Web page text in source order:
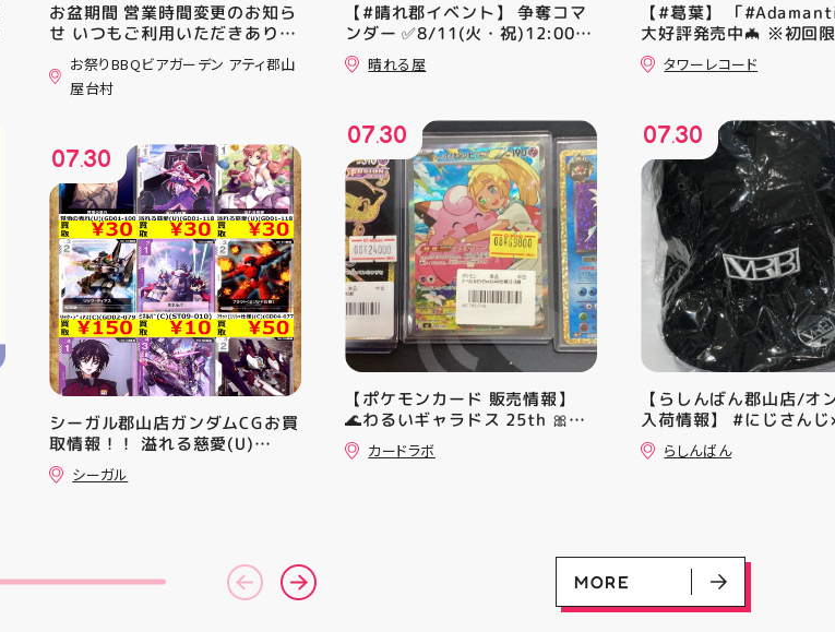
お盆期間 営業時間変更のお知ら
せ いつもご利用いただきありが
とうございます！ 8月12日
(水)〜8月16日(日) は、 営業時
間を変更して営業いたします
みいただけます ご家族とのお食
事やご友人との集まり、夏休み
のお出かけにもぴったり！ 屋台
グルメとBBQを一緒に楽しめる
「お祭りBBQビアガーデン」
で、夏の思い出を作りません
か？ 皆さまのご来店をスタッフ
一同、心よりお待ちしておりま
す お祭りBBQビアガーデン ア
ティ郡山屋台村
━━━━━━━━━━━━━━
━ ご予約・詳細はプロフィール
━━━━━━━━━━━━━━
━ #アティ郡山 #郡山 #郡山グ
ルメ #郡山BBQ #ビアガーデン
#お祭りBBQ #屋台グルメ #手
お祭りBBQビアガーデン アティ郡山
屋台村
07.30
シーガル郡山店ガンダムCGお買
取情報！！ 溢れる慈愛(U)
(GD01-118) ￥30 覚悟の表れ
(U)(GD01-100) ￥30 ﾌﾗｯﾄ(ﾐﾘ
シーガル
【#晴れ郡イベント】 争奪コマ
ンダー ✅8/11(火・祝)12:00~
⚔️イベント構成⚔️ スイスドロー
+決勝ラウンド 🏆賞品一覧🏆
レッドの勅令》シルバースクロ
ール・Foil×1枚 2-4位：
2,000pt 5-8位：1,000pt ご参
加お待ちしております！✨
晴れる屋
07.30
【ポケモンカード 販売情報】
🌊わるいギャラドス 25th 🎀リ
ーリエのピッピex 🔮ミュウ
vmax UR 入荷いたしました✨✨
カードラボ
【#葛葉】 「
大好評発売中🦇 ※初回
A、Bは店頭分在庫切れ
す🙇‍♀️ 発売を記念したコ
ー掲出 ♦️特別レシート
盤をご購入の方には リ
念レプリカチケットを
▼お取置きはこちらから
タワーレコード
07.30
【らしんばん郡山店/オ
入荷情報】 #にじさんじ
ERAコラボ #剣持刀也
9TWENTY キャップ が
らしんばん
MORE